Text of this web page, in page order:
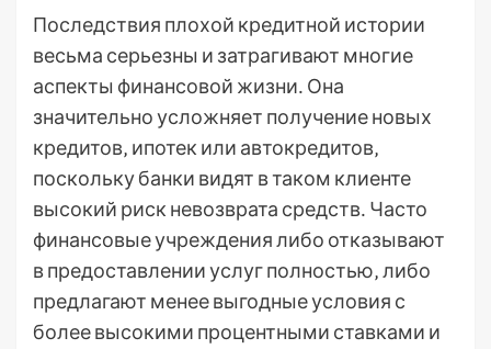
Последствия плохой кредитной истории
весьма серьезны и затрагивают многие
аспекты финансовой жизни․ Она
значительно усложняет получение новых
кредитов‚ ипотек или автокредитов‚
поскольку банки видят в таком клиенте
высокий риск невозврата средств․ Часто
финансовые учреждения либо отказывают
в предоставлении услуг полностью‚ либо
предлагают менее выгодные условия с
более высокими процентными ставками и